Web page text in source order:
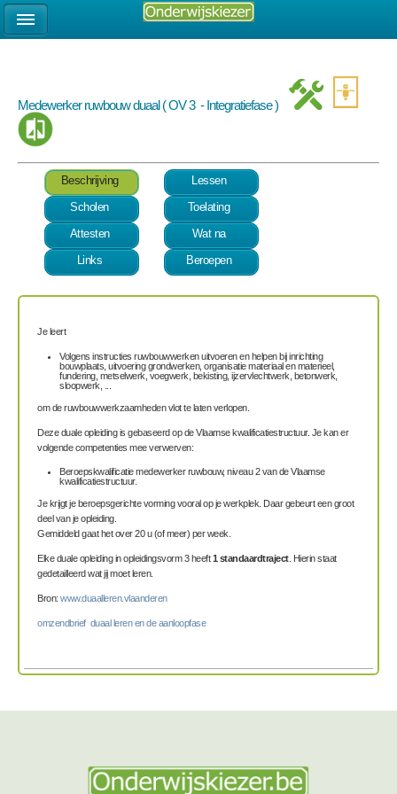
Medewerker ruwbouw duaal ( OV 3 - Integratiefase )
Beschrijving
Lessen
Scholen
Toelating
Attesten
Wat na
Links
Beroepen
Je leert
Volgens instructies ruwbouwwerken uitvoeren en helpen bij inrichting
bouwplaats, uitvoering grondwerken, organisatie materiaal en materieel,
fundering, metselwerk, voegwerk, bekisting, ijzervlechtwerk, betonwerk,
sloopwerk, ...
om de ruwbouwwerkzaamheden vlot te laten verlopen.
Deze duale opleiding is gebaseerd op de Vlaamse kwalificatiestructuur. Je kan er
volgende competenties mee verwerven:
Beroepskwalificatie medewerker ruwbouw, niveau 2 van de Vlaamse
kwalificatiestructuur.
Je krijgt je beroepsgerichte vorming vooral op je werkplek. Daar gebeurt een groot
deel van je opleiding.
Gemiddeld gaat het over 20 u (of meer) per week.
Elke duale opleiding in opleidingsvorm 3 heeft1 standaardtraject. Hierin staat
gedetailleerd wat jij moet leren.
Bron: www.duaalleren.vlaanderen
omzendbrief duaal leren en de aanloopfase